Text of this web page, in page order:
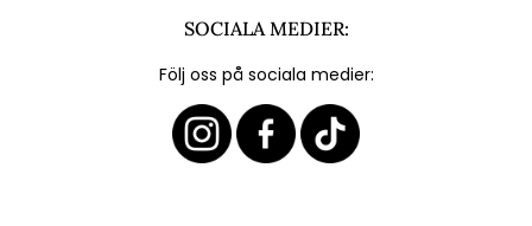
SOCIALA MEDIER:
Följ oss på sociala medier: